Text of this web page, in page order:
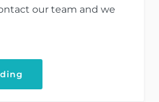
our team and we